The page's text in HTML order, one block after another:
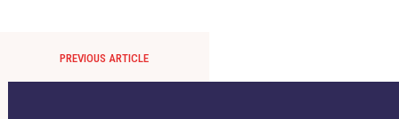
PREVIOUS ARTICLE